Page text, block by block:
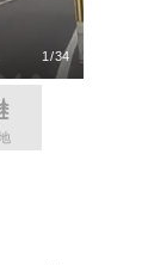
1/34